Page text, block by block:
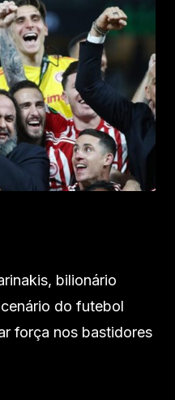
bilionário
do futebol
força nos bastidores